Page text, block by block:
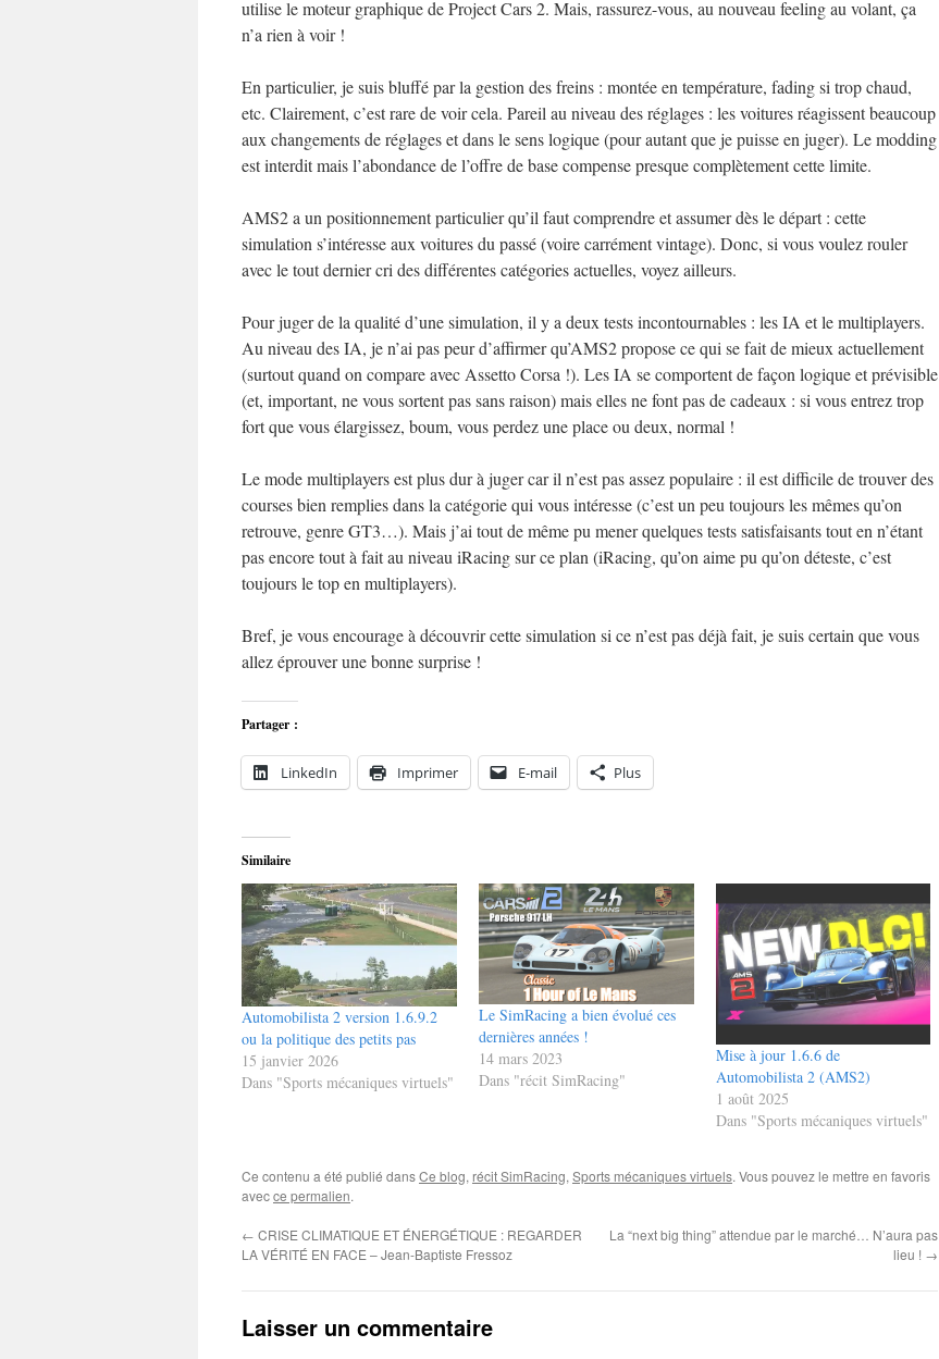
utilise le moteur graphique de Project Cars 2. Mais, rassurez-vous, au nouveau feeling au volant, ça
n’a rien à voir !
En particulier, je suis bluffé par la gestion des freins : montée en température, fading si trop chaud,
etc. Clairement, c’est rare de voir cela. Pareil au niveau des réglages : les voitures réagissent beaucoup
aux changements de réglages et dans le sens logique (pour autant que je puisse en juger). Le modding
est interdit mais l’abondance de l’offre de base compense presque complètement cette limite.
AMS2 a un positionnement particulier qu’il faut comprendre et assumer dès le départ : cette
simulation s’intéresse aux voitures du passé (voire carrément vintage). Donc, si vous voulez rouler
avec le tout dernier cri des différentes catégories actuelles, voyez ailleurs.
Pour juger de la qualité d’une simulation, il y a deux tests incontournables : les IA et le multiplayers.
Au niveau des IA, je n’ai pas peur d’affirmer qu’AMS2 propose ce qui se fait de mieux actuellement
(surtout quand on compare avec Assetto Corsa !). Les IA se comportent de façon logique et prévisible
(et, important, ne vous sortent pas sans raison) mais elles ne font pas de cadeaux : si vous entrez trop
fort que vous élargissez, boum, vous perdez une place ou deux, normal !
Le mode multiplayers est plus dur à juger car il n’est pas assez populaire : il est difficile de trouver des
courses bien remplies dans la catégorie qui vous intéresse (c’est un peu toujours les mêmes qu’on
retrouve, genre GT3…). Mais j’ai tout de même pu mener quelques tests satisfaisants tout en n’étant
pas encore tout à fait au niveau iRacing sur ce plan (iRacing, qu’on aime pu qu’on déteste, c’est
toujours le top en multiplayers).
Bref, je vous encourage à découvrir cette simulation si ce n’est pas déjà fait, je suis certain que vous
allez éprouver une bonne surprise !
Partager :
LinkedIn Imprimer E-mail Plus
Similaire
Automobilista 2 version 1.6.9.2
ou la politique des petits pas
15 janvier 2026
Dans "Sports mécaniques virtuels"
Le SimRacing a bien évolué ces
dernières années !
14 mars 2023
Dans "récit SimRacing"
Mise à jour 1.6.6 de
Automobilista 2 (AMS2)
1 août 2025
Dans "Sports mécaniques virtuels"
Ce contenu a été publié dansCe blog, récit SimRacing, Sports mécaniques virtuels. Vous pouvez le mettre en favoris
avecce permalien.
← CRISE CLIMATIQUE ET ÉNERGÉTIQUE : REGARDER
LA VÉRITÉ EN FACE – Jean-Baptiste Fressoz
La “next big thing” attendue par le marché… N’aura pas
lieu ! →
Laisser un commentaire